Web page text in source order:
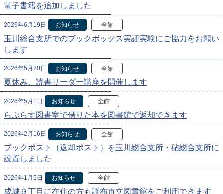
電子書籍を追加しました
2026年6月19日 お知らせ 全館
玉川総合支所でのブックボックス実証実験にご協力をお願い
します
2026年5月20日 お知らせ 全館
夏休み、読書リーダー講座を開催します
2026年5月1日 お知らせ 全館
らぷらす図書室で借りた本を図書館で返却できます
2026年2月16日 お知らせ 全館
ブックポスト（返却ポスト）を玉川総合支所・砧総合支所に
設置しました
2026年1月5日 お知らせ 全館
成城９丁目に在住の方も調布市立図書館をご利用できます